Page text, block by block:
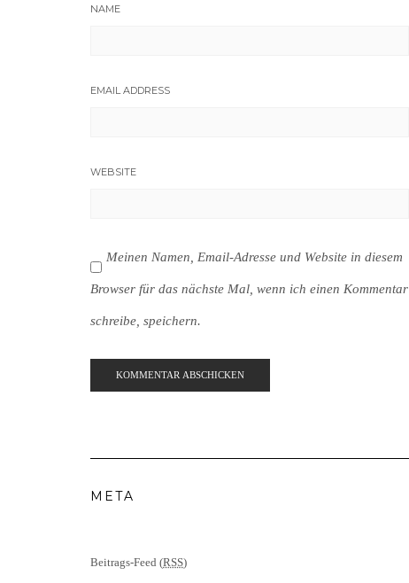
NAME
EMAIL ADDRESS
WEBSITE
Meinen Namen, Email-Adresse und Website in diesem
Browser für das nächste Mal, wenn ich einen Kommentar
schreibe, speichern.
META
Beitrags-Feed (RSS)